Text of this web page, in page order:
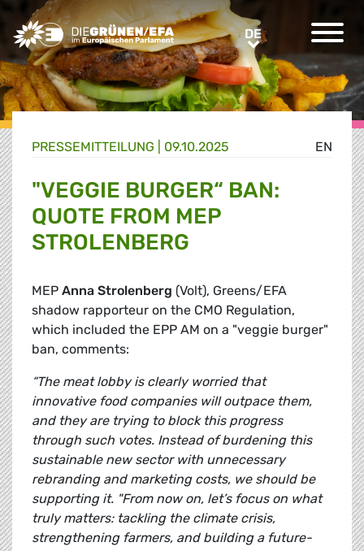
Greens/EFA Home DEDE
EN
PRESSE­MITTEILUNG 09.10.2025
"VEGGIE BURGER“ BAN:
QUOTE FROM MEP
STROLENBERG
MEP Anna Strolenberg (Volt), Greens/EFA
shadow rapporteur on the CMO Regulation,
which included the EPP AM on a "veggie burger"
ban, comments:
“The meat lobby is clearly worried that
innovative food companies will outpace them,
and they are trying to block this progress
through such votes. Instead of burdening this
sustainable new sector with unnecessary
rebranding and marketing costs, we should be
supporting it. "From now on, let’s focus on what
truly matters: tackling the climate crisis,
strengthening farmers, and building a future-